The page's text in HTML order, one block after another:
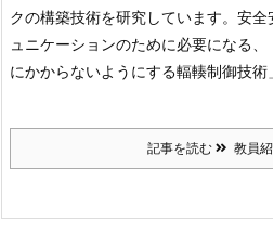
クの構築技術を研究しています。安
ュニケーションのために必要になる
にかからないようにする輻輳制御技
記事を読む 教員